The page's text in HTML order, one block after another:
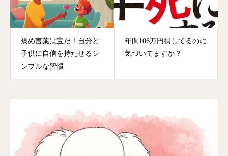
褒め言葉は宝だ！自分と
子供に自信を持たせるシ
ンプルな習慣
年間106万円損してるのに
気づいてますか？